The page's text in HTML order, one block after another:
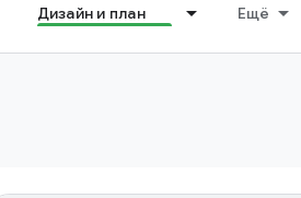
Дизайн и план Ещё